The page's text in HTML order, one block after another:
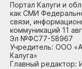
Портал Калуги и
как СМИ
связи,
коммуникаций 11
Эл №ФС77-58967
Учредитель: ООО
Калуга»
Главный редактор: